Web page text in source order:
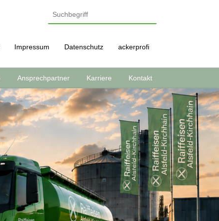
Impressum Datenschutz ackerprofi
Ansprechpartner Karriere Kontakt